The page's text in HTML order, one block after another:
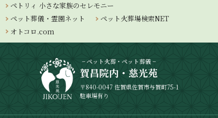
ペトリィ 小さな家族のセレモニー
ペット葬儀・霊園ネット
ペット火葬場検索NET
オトコロ.com
− ペット火葬・ペット葬儀 −
賀昌院内・慈光苑
〒840-0047 佐賀県佐賀市与賀町75-1
駐車場有り